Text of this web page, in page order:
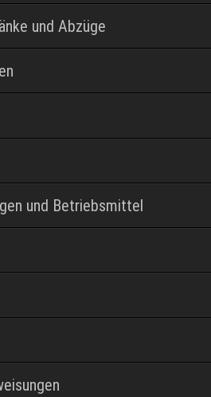
und Abzüge
und Betriebsmittel